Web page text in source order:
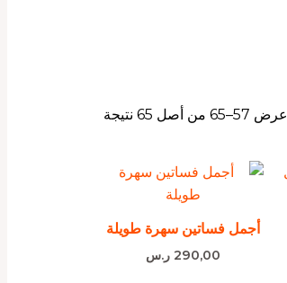
عرض 57–65 من أصل 65 نتيجة
أجمل فساتين سهرة طويلة
290,00 ر.س